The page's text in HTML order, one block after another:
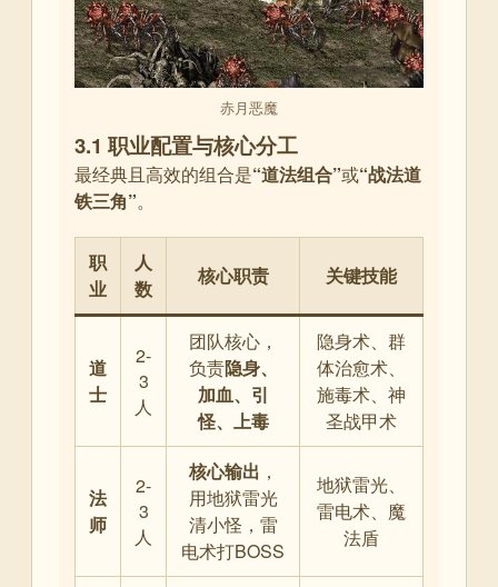
赤月恶魔
3.1 职业配置与核心分工
最经典且高效的组合是“道法组合”或“战法道
铁三角”。
职
业
人
数
核心职责 关键技能
道
士
2-
3
人
团队核心，
负责隐身、
加血、引
怪、上毒
隐身术、群
体治愈术、
施毒术、神
圣战甲术
法
师
2-
3
人
核心输出 ，
用地狱雷光
清小怪，雷
电术打BOSS
地狱雷光、
雷电术、魔
法盾